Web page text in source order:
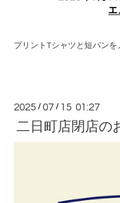
プリントTシャツと短パン
2025 /07 / 15 01:27
二日町店閉店の